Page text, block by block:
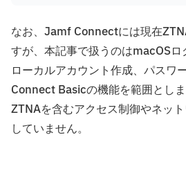
なお、Jamf Connectには現在
すが、本記事で扱うのはmacOSロ
ローカルアカウント作成、パスワ
Connect Basicの機能を範囲とし
ZTNAを含むアクセス制御やネッ
していません。